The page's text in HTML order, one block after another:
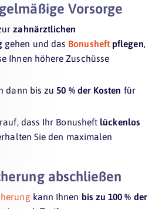
Vorsorge
zahnärztlichen
gehen und das Bonusheft pflegen,
Ihnen höhere Zuschüsse
dann bis zu50 % der Kosten für
dass Ihr Bonusheft lückenlos
Sie den maximalen
abschließen
kann Ihnen bis zu 100 % der